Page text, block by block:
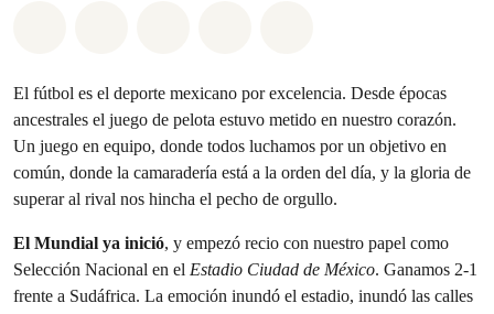
El fútbol es el deporte mexicano por excelencia. Desde épocas
ancestrales el juego de pelota estuvo metido en nuestro corazón.
Un juego en equipo, donde todos luchamos por un objetivo en
común, donde la camaradería está a la orden del día, y la gloria de
superar al rival nos hincha el pecho de orgullo.
El Mundial ya inició, y empezó recio con nuestro papel como
Selección Nacional en el Estadio Ciudad de México. Ganamos 2-1
frente a Sudáfrica. La emoción inundó el estadio, inundó las calles